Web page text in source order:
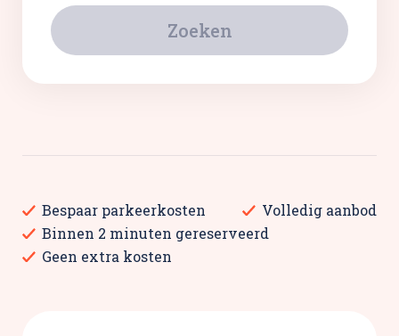
Zoeken
Bespaar parkeerkosten
Volledig aanbod
Binnen 2 minuten gereserveerd
Geen extra kosten